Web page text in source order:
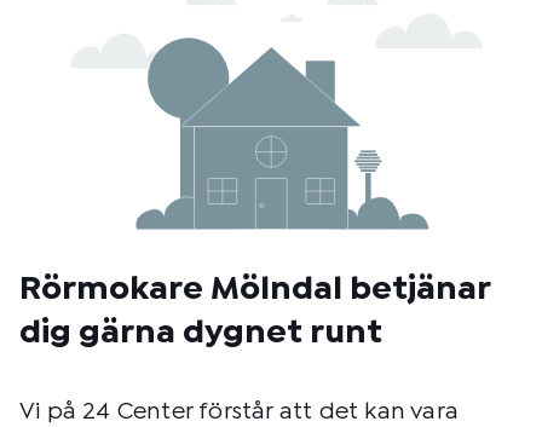
Rörmokare Mölndal betjänar
dig gärna dygnet runt
Vi på 24 Center förstår att det kan vara